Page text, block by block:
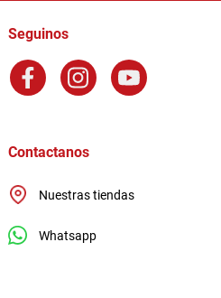
Seguinos
Contactanos
Nuestras tiendas
Whatsapp